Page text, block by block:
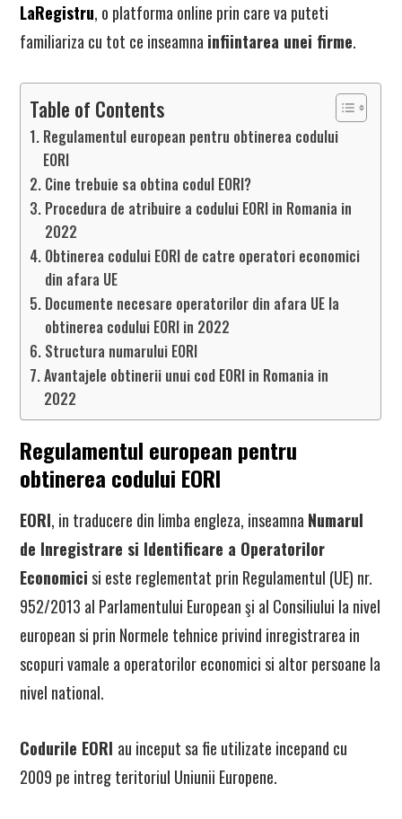
LaRegistru, o platforma online prin care va puteti
familiariza cu tot ce inseamna infiintarea unei firme.
Table of Contents
Regulamentul european pentru obtinerea codului
EORI
Cine trebuie sa obtina codul EORI?
Procedura de atribuire a codului EORI in Romania in
2022
Obtinerea codului EORI de catre operatori economici
din afara UE
Documente necesare operatorilor din afara UE la
obtinerea codului EORI in 2022
Structura numarului EORI
Avantajele obtinerii unui cod EORI in Romania in
2022
Regulamentul european pentru
obtinerea codului EORI
EORI, in traducere din limba engleza, inseamna Numarul
de Inregistrare si Identificare a Operatorilor
Economicisi este reglementat prin Regulamentul (UE) nr.
952/2013 al Parlamentului European şi al Consiliului la nivel
european si prin Normele tehnice privind inregistrarea in
scopuri vamale a operatorilor economici si altor persoane la
nivel national.
Codurile EORI au inceput sa fie utilizate incepand cu
2009 pe intreg teritoriul Uniunii Europene.